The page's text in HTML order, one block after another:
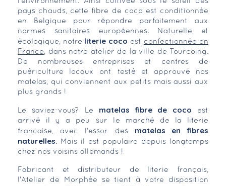
pays chauds, cette fibre de coco est conditionnée
en Belgique pour répondre parfaitement aux
normes sanitaires européennes. Naturelle et
écologique, notre literie coco est confectionnée en
France, dans notre atelier de la ville de Tourcoing.
De nombreuses entreprises et centres de
puériculture locaux ont testé et approuvé nos
matelas, qui conviennent aux petits mais aussi aux
plus grands !
Le saviez-vous? Le matelas fibre de coco est
arrivé il y a peu sur le marché de la literie
française, avec l'essor des matelas en fibres
naturelles. Mais il est populaire depuis longtemps
chez nos voisins allemands !
Fabricant et distributeur de literie français,
l'Atelier de Morphée se tient à votre disposition